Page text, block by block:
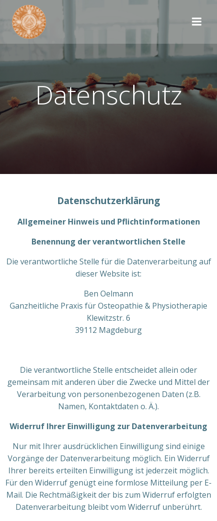
Datenschutz
Datenschutzerklärung
Allgemeiner Hinweis und Pflichtinformationen
Benennung der verantwortlichen Stelle
Die verantwortliche Stelle für die Datenverarbeitung auf
dieser Website ist:
Ben Oelmann
Ganzheitliche Praxis für Osteopathie & Physiotherapie
Klewitzstr. 6
39112 Magdeburg
Die verantwortliche Stelle entscheidet allein oder
gemeinsam mit anderen über die Zwecke und Mittel der
Verarbeitung von personenbezogenen Daten (z.B.
Namen, Kontaktdaten o. Ä.).
Widerruf Ihrer Einwilligung zur Datenverarbeitung
Nur mit Ihrer ausdrücklichen Einwilligung sind einige
Vorgänge der Datenverarbeitung möglich. Ein Widerruf
Ihrer bereits erteilten Einwilligung ist jederzeit möglich.
Für den Widerruf genügt eine formlose Mitteilung per E-
Mail. Die Rechtmäßigkeit der bis zum Widerruf erfolgten
Datenverarbeitung bleibt vom Widerruf unberührt.